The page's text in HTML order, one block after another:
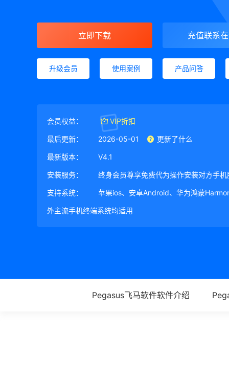
立即下载 充值联系
升级会员 使用案例 产品问答
会员权益： VIP折扣
最后更新： 2026-05-01 更新了什么
最新版本： V4.1
安装服务： 终身会员尊享免费代为操作安装对方手机
支持系统： 苹果ios、安卓Android、华为鸿蒙
外主流手机终端系统均适用
Pegasus飞马软件软件介绍